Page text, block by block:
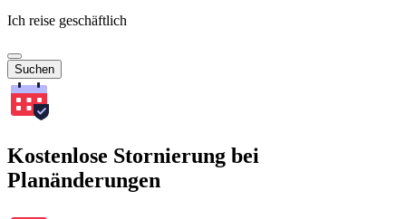
Ich reise geschäftlich
Suchen
Kostenlose Stornierung bei
Planänderungen